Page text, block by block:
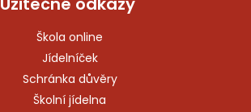
Škola online
Jídelníček
Schránka důvěry
Školní jídelna